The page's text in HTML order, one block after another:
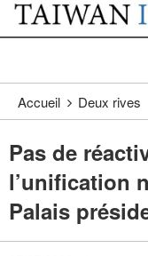
Passer au contenu
:::
Accueil Deux rives
Pas de
l’unification
Palais